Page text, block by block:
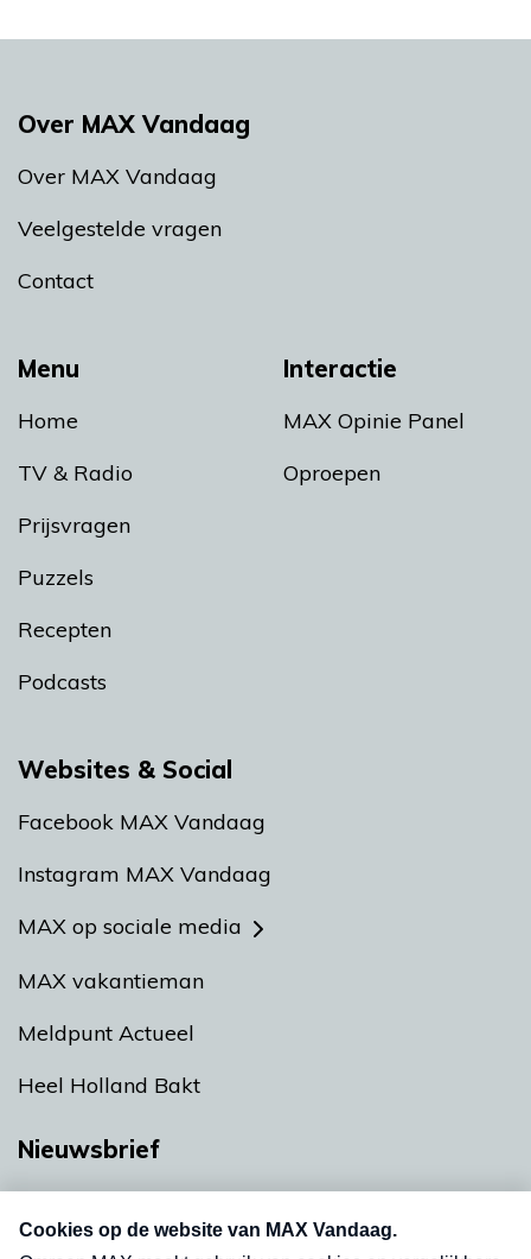
Menu
Home
TV & Radio
Prijsvragen
Puzzels
Recepten
Podcasts
Interactie
MAX Opinie Panel
Oproepen
Over MAX Vandaag
Over MAX Vandaag
Veelgestelde vragen
Contact
Websites & Social
Facebook MAX Vandaag
Instagram MAX Vandaag
MAX op sociale media
MAX vakantieman
Meldpunt Actueel
Heel Holland Bakt
Nieuwsbrief
nieuwsbrief. Elke vrijdag- en dinsdagochtend in